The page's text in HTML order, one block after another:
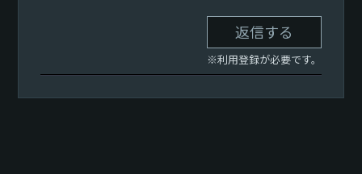
返信する
※利用登録が必要です。